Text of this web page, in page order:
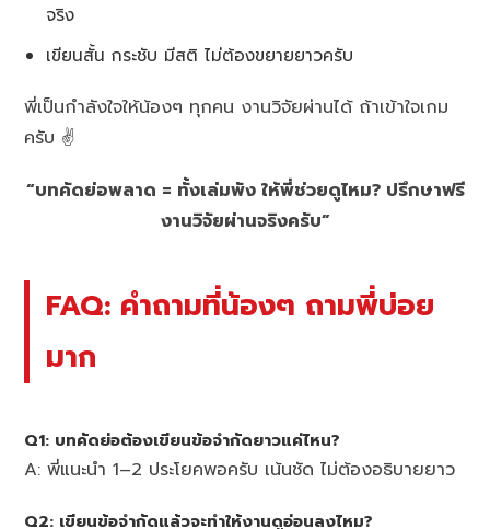
จริง
เขียนสั้น กระชับ มีสติ ไม่ต้องขยายยาวครับ
พี่เป็นกำลังใจให้น้องๆ ทุกคน งานวิจัยผ่านได้ ถ้าเข้าใจเกม
ครับ ✌️
“บทคัดย่อพลาด = ทั้งเล่มพัง ให้พี่ช่วยดูไหม? ปรึกษาฟรี
งานวิจัยผ่านจริงครับ”
FAQ: คำถามที่น้องๆ ถามพี่บ่อย
มาก
Q1: บทคัดย่อต้องเขียนข้อจำกัดยาวแค่ไหน?
A: พี่แนะนำ 1–2 ประโยคพอครับ เน้นชัด ไม่ต้องอธิบายยาว
Q2: เขียนข้อจำกัดแล้วจะทำให้งานดูอ่อนลงไหม?